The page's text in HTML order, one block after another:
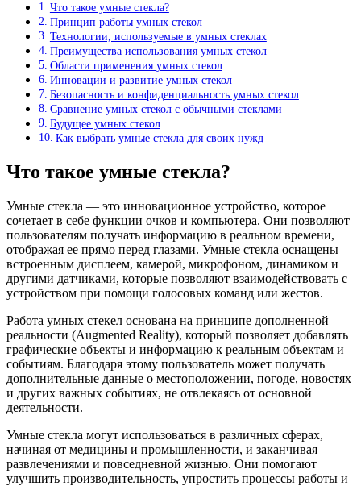
Что такое умные стекла?
Принцип работы умных стекол
Технологии, используемые в умных стеклах
Преимущества использования умных стекол
Области применения умных стекол
Инновации и развитие умных стекол
Безопасность и конфиденциальность умных стекол
Сравнение умных стекол с обычными стеклами
Будущее умных стекол
Как выбрать умные стекла для своих нужд
Что такое умные стекла?
Умные стекла — это инновационное устройство, которое
сочетает в себе функции очков и компьютера. Они позволяют
пользователям получать информацию в реальном времени,
отображая ее прямо перед глазами. Умные стекла оснащены
встроенным дисплеем, камерой, микрофоном, динамиком и
другими датчиками, которые позволяют взаимодействовать с
устройством при помощи голосовых команд или жестов.
Работа умных стекел основана на принципе дополненной
реальности (Augmented Reality), который позволяет добавлять
графические объекты и информацию к реальным объектам и
событиям. Благодаря этому пользователь может получать
дополнительные данные о местоположении, погоде, новостях
и других важных событиях, не отвлекаясь от основной
деятельности.
Умные стекла могут использоваться в различных сферах,
начиная от медицины и промышленности, и заканчивая
развлечениями и повседневной жизнью. Они помогают
улучшить производительность, упростить процессы работы и